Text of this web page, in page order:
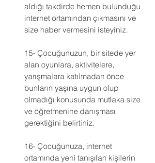
aldığı takdirde hemen bulunduğu
internet ortamından çıkmasını ve
size haber vermesini isteyiniz.
15- Çocuğunuzun, bir sitede yer
alan oyunlara, aktivitelere,
yarışmalara katılmadan önce
bunların yaşına uygun olup
olmadığı konusunda mutlaka size
ve öğretmenine danışması
gerektiğini belirtiniz.
16- Çocuğunuza, internet
ortamında yeni tanışılan kişilerin